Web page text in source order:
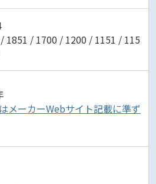
1851 / 1700 / 1200 / 1151 / 115
メーカーWebサイト記載に準ず